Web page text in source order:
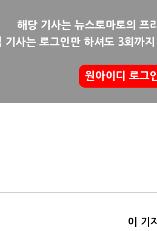
해당 기사는 뉴스토마토의 프
기사는 로그인만 하셔도 3회까
원아이디 로그
이 기